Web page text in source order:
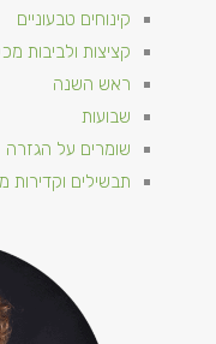
קינוחים טבעוניים
קציצות ולביבות
ראש השנה
שבועות
שומרים על הגזרה
תבשילים וקדירות